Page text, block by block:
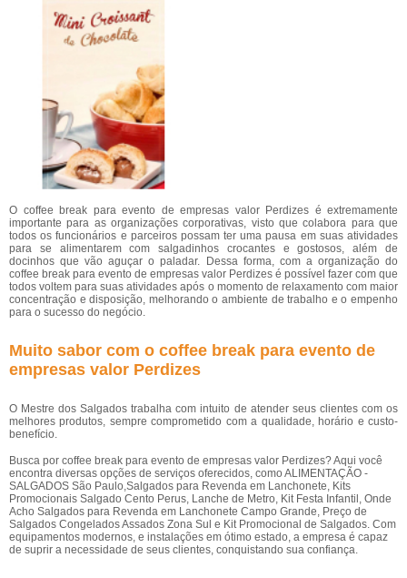
O coffee break para evento de empresas valor Perdizes é extremamente
importante para as organizações corporativas, visto que colabora para que
todos os funcionários e parceiros possam ter uma pausa em suas atividades
para se alimentarem com salgadinhos crocantes e gostosos, além de
docinhos que vão aguçar o paladar. Dessa forma, com a organização do
coffee break para evento de empresas valor Perdizes é possível fazer com que
todos voltem para suas atividades após o momento de relaxamento com maior
concentração e disposição, melhorando o ambiente de trabalho e o empenho
para o sucesso do negócio.
Muito sabor com o coffee break para evento de
empresas valor Perdizes
O Mestre dos Salgados trabalha com intuito de atender seus clientes com os
melhores produtos, sempre comprometido com a qualidade, horário e custo-
benefício.
Busca por coffee break para evento de empresas valor Perdizes? Aqui você
encontra diversas opções de serviços oferecidos, como ALIMENTAÇÃO -
SALGADOS São Paulo,Salgados para Revenda em Lanchonete, Kits
Promocionais Salgado Cento Perus, Lanche de Metro, Kit Festa Infantil, Onde
Acho Salgados para Revenda em Lanchonete Campo Grande, Preço de
Salgados Congelados Assados Zona Sul e Kit Promocional de Salgados. Com
equipamentos modernos, e instalações em ótimo estado, a empresa é capaz
de suprir a necessidade de seus clientes, conquistando sua confiança.